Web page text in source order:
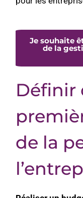
Je souhaite
de la
Définir
de la